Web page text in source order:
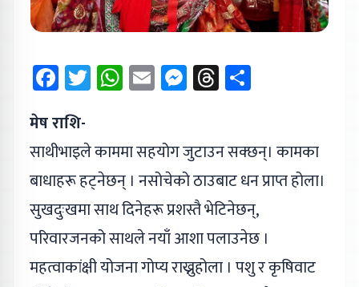
Facebook
Twitter
WhatsApp
EmailMessenger
Threads
मेष राशि-
साथीभाइले काममा सहयोग जुटाउन सक्छन्। कामका
बाधाहरू हट्‌नेछन् । नसोचेको ठाउबाट धन प्राप्त होला।
सुखदुःखमा साथ दिनेहरू प्रशस्तै भेटिनेछन्,
परिवारजनको साथले नयाँ आशा पलाउनेछ ।
महत्वाकांक्षी योजना गोप्य राख्नुहोला । पशु र कृषिवाट